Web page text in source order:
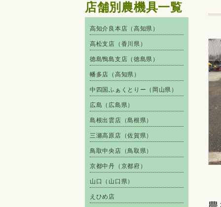
店舗別農機具一覧
高知介良本店（高知県）
高松支店（香川県）
徳島鴨島支店（徳島県）
幡多店（高知県）
中四国ふぁくとりー（岡山県）
広島（広島県）
島根出雲店（島根県）
三瀬高原店（佐賀県）
鳥取中央店（鳥取県）
京都中丹（京都府）
山口（山口県）
えひめ店